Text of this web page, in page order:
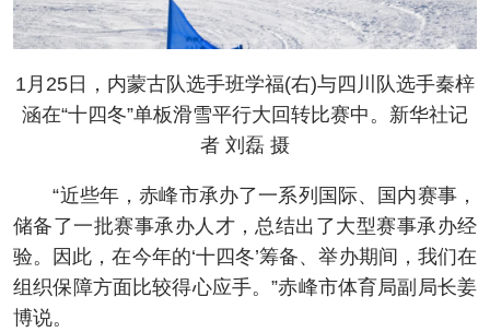
1月25日，内蒙古队选手班学福(右)与四川队选手秦梓
涵在“十四冬”单板滑雪平行大回转比赛中。新华社记
者 刘磊 摄
“近些年，赤峰市承办了一系列国际、国内赛事，
储备了一批赛事承办人才，总结出了大型赛事承办经
验。因此，在今年的‘十四冬’筹备、举办期间，我们在
组织保障方面比较得心应手。”赤峰市体育局副局长姜
博说。